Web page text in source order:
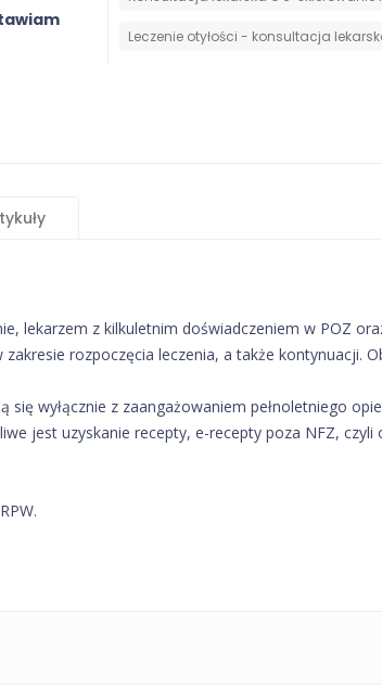
Leczenie otyłości - konsultacja
lekarzem z kilkuletnim doświadczeniem w POZ
rozpoczęcia leczenia, a także kontynuacji.
wyłącznie z zaangażowaniem pełnoletniego
jest uzyskanie recepty, e-recepty poza NFZ, czyli